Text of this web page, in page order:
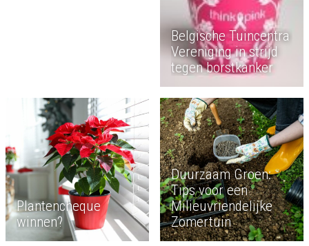
Belgische Tuincentra
Vereniging in strijd
tegen borstkanker
Plantencheque
winnen?
Duurzaam Groen:
Tips voor een
Milieuvriendelijke
Zomertuin